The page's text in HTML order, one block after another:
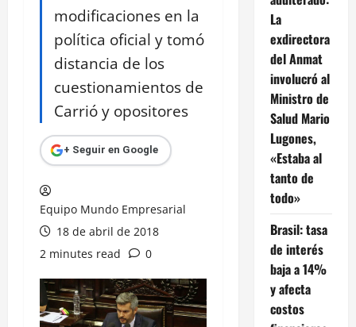
modificaciones en la
política oficial y tomó
distancia de los
cuestionamientos de
Carrió y opositores
+ Seguir en Google
Equipo Mundo Empresarial
18 de abril de 2018
2 minutes read
0
La
exdirectora
del Anmat
involucró al
Ministro de
Salud Mario
Lugones,
«Estaba al
tanto de
todo»
Brasil: tasa
de interés
baja a 14%
y afecta
costos